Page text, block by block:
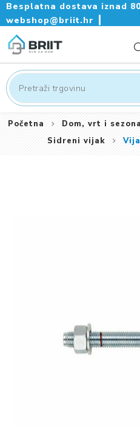
Besplatna dostava iznad
webshop@briit.hr
Početna Dom, vrt i sezona
Sidreni vijak